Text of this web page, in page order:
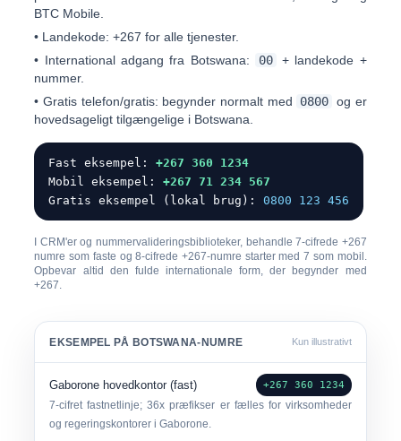
BTC Mobile.
• Landekode: +267 for alle tjenester.
• International adgang fra Botswana: 00
+ landekode +
nummer.
•Gratis telefon/gratis: begynder normalt med 0800 og er
hovedsageligt tilgængelige i Botswana.
Fast eksempel:+267 360 1234
Mobil eksempel:+267 71 234 567
Gratis eksempel (lokal brug):0800 123 456
I CRM'er og nummervalideringsbiblioteker, behandle7-cifrede +267
numre som faste og8-cifrede +267-numre starter med 7 som mobil .
Opbevar altid den fulde internationale form, der begynder med
+267.
EKSEMPEL PÅ BOTSWANA-NUMRE Kun illustrativt
Gaborone hovedkontor (fast) +267 360 1234
7-cifret fastnetlinje; 36x præfikser er fælles for virksomheder
og regeringskontorer i Gaborone.